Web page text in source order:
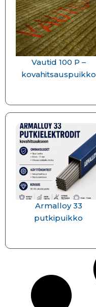
Vautid 100 P –
kovahitsauspuikko
Armalloy 33
putkipuikko